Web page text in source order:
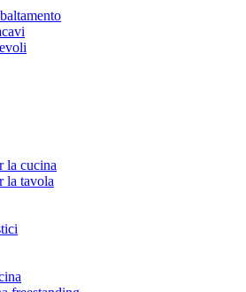
la cucina
la tavola